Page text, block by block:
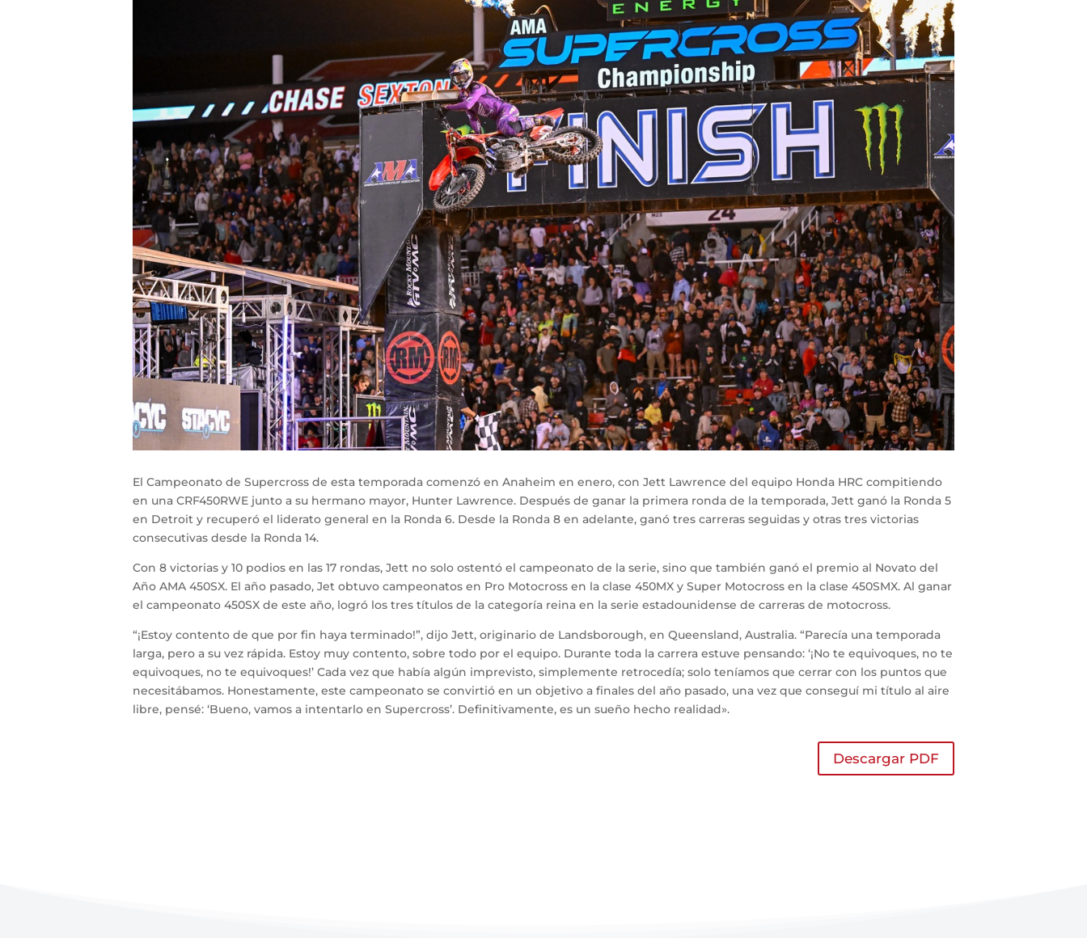
El Campeonato de Supercross de esta temporada comenzó en Anaheim en enero, con Jett Lawrence del equipo Honda HRC compitiendo
en una CRF450RWE junto a su hermano mayor, Hunter Lawrence. Después de ganar la primera ronda de la temporada, Jett ganó la Ronda 5
en Detroit y recuperó el liderato general en la Ronda 6. Desde la Ronda 8 en adelante, ganó tres carreras seguidas y otras tres victorias
consecutivas desde la Ronda 14.
Con 8 victorias y 10 podios en las 17 rondas, Jett no solo ostentó el campeonato de la serie, sino que también ganó el premio al Novato del
Año AMA 450SX. El año pasado, Jet obtuvo campeonatos en Pro Motocross en la clase 450MX y Super Motocross en la clase 450SMX. Al ganar
el campeonato 450SX de este año, logró los tres títulos de la categoría reina en la serie estadounidense de carreras de motocross.
“¡Estoy contento de que por fin haya terminado!”, dijo Jett, originario de Landsborough, en Queensland, Australia.“Parecía una temporada
larga, pero a su vez rápida. Estoy muy contento, sobre todo por el equipo. Durante toda la carrera estuve pensando: ‘¡No te equivoques, no te
equivoques, no te equivoques!’ Cada vez que había algún imprevisto, simplemente retrocedía; solo teníamos que cerrar con los puntos que
necesitábamos. Honestamente, este campeonato se convirtió en un objetivo a finales del año pasado, una vez que conseguí mi título al aire
libre, pensé: ‘Bueno, vamos a intentarlo en Supercross’. Definitivamente, es un sueño hecho realidad».
Descargar PDF